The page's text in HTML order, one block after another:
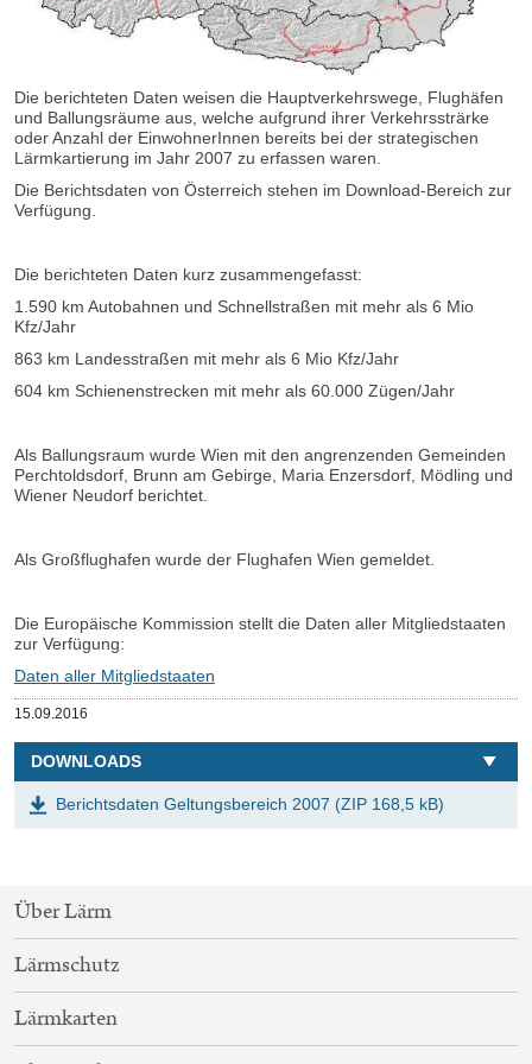
Die berichteten Daten weisen die Hauptverkehrswege, Flughäfen
und Ballungsräume aus, welche aufgrund ihrer Verkehrssträrke
oder Anzahl der EinwohnerInnen bereits bei der strategischen
Lärmkartierung im Jahr 2007 zu erfassen waren.
Die Berichtsdaten von Österreich stehen im Download-Bereich zur
Verfügung.
Die berichteten Daten kurz zusammengefasst:
1.590 km Autobahnen und Schnellstraßen mit mehr als 6 Mio
Kfz/Jahr
863 km Landesstraßen mit mehr als 6 Mio Kfz/Jahr
604 km Schienenstrecken mit mehr als 60.000 Zügen/Jahr
Als Ballungsraum wurde Wien mit den angrenzenden Gemeinden
Perchtoldsdorf, Brunn am Gebirge, Maria Enzersdorf, Mödling und
Wiener Neudorf berichtet.
Als Großflughafen wurde der Flughafen Wien gemeldet.
Die Europäische Kommission stellt die Daten aller Mitgliedstaaten
zur Verfügung:
Daten aller Mitgliedstaaten
Veröffentlicht
15.09.2016
DOWNLOADS
Berichtsdaten Geltungsbereich 2007 (ZIP 168,5 kB)
SITEMAP-
NAVIGATION
Über Lärm
Lärmschutz
Lärmkarten